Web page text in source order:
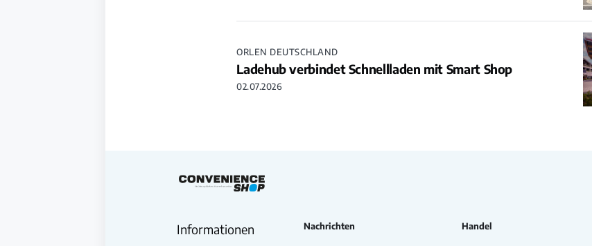
ORLEN DEUTSCHLAND
Ladehub verbindet Schnellladen mit Smart Shop
02.07.2026
Informationen Nachrichten Handel